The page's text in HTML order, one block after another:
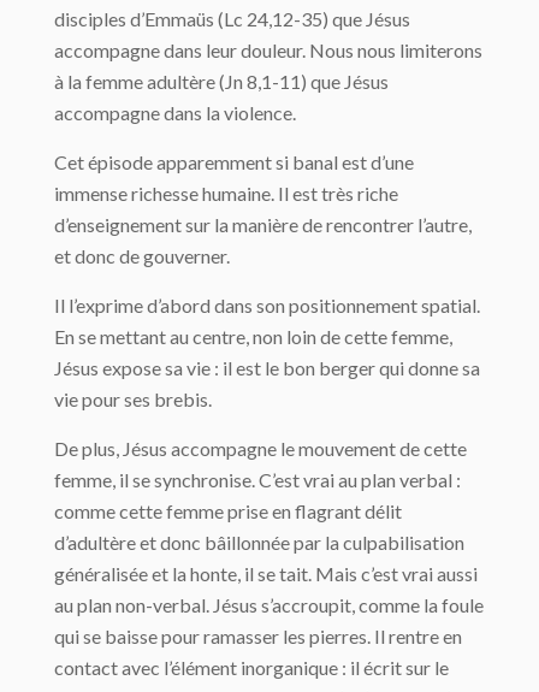
disciples d’Emmaüs (Lc 24,12-35) que Jésus
accompagne dans leur douleur. Nous nous limiterons
à la femme adultère (Jn 8,1-11) que Jésus
accompagne dans la violence.
Cet épisode apparemment si banal est d’une
immense richesse humaine. Il est très riche
d’enseignement sur la manière de rencontrer l’autre,
et donc de gouverner.
Il l’exprime d’abord dans son positionnement spatial.
En se mettant au centre, non loin de cette femme,
Jésus expose sa vie : il est le bon berger qui donne sa
vie pour ses brebis.
De plus, Jésus accompagne le mouvement de cette
femme, il se synchronise. C’est vrai au plan verbal :
comme cette femme prise en flagrant délit
d’adultère et donc bâillonnée par la culpabilisation
généralisée et la honte, il se tait. Mais c’est vrai aussi
au plan non-verbal. Jésus s’accroupit, comme la foule
qui se baisse pour ramasser les pierres. Il rentre en
contact avec l’élément inorganique : il écrit sur le